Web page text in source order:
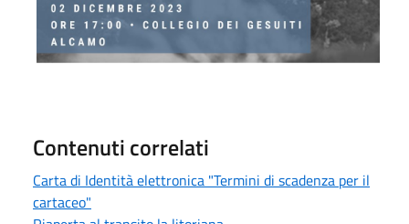
Contenuti correlati
Carta di Identità elettronica "Termini di scadenza per il
cartaceo"